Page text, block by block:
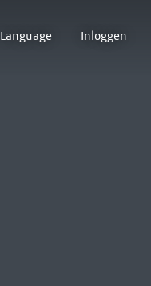
Language Inloggen